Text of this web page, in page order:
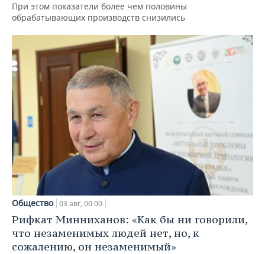
При этом показатели более чем половины
обрабатывающих производств снизились
Общество 03 авг, 00:00
Рифкат Минниханов: «Как бы ни говорили,
что незаменимых людей нет, но, к
сожалению, он незаменимый»